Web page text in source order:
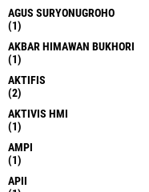
AGUS SURYONUGROHO
(1)
AKBAR HIMAWAN BUKHORI
(1)
AKTIFIS
(2)
AKTIVIS HMI
(1)
AMPI
(1)
APII